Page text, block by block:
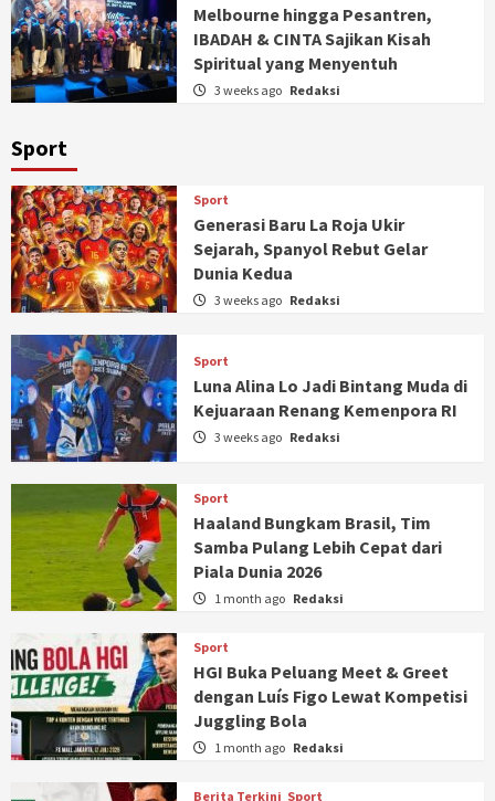
Melbourne hingga Pesantren,
IBADAH & CINTA Sajikan Kisah
Spiritual yang Menyentuh
3 weeks ago Redaksi
Sport
Sport
Generasi Baru La Roja Ukir
Sejarah, Spanyol Rebut Gelar
Dunia Kedua
3 weeks ago Redaksi
Sport
Luna Alina Lo Jadi Bintang Muda di
Kejuaraan Renang Kemenpora RI
3 weeks ago Redaksi
Sport
Haaland Bungkam Brasil, Tim
Samba Pulang Lebih Cepat dari
Piala Dunia 2026
1 month ago Redaksi
Sport
HGI Buka Peluang Meet & Greet
dengan Luís Figo Lewat Kompetisi
Juggling Bola
1 month ago Redaksi
Berita Terkini Sport